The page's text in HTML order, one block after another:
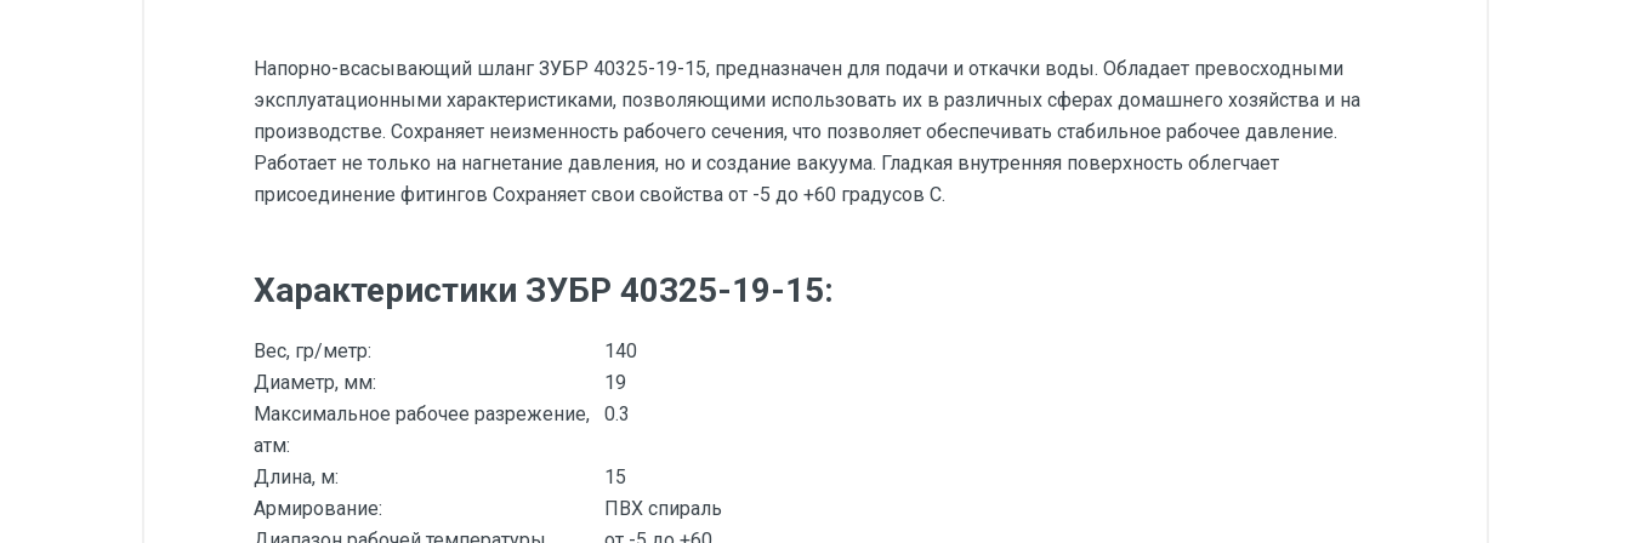
Напорно-всасывающий шланг ЗУБР 40325-19-15, предназначен для подачи и откачки воды. Обладает превосходными
эксплуатационными характеристиками, позволяющими использовать их в различных сферах домашнего хозяйства и на
производстве. Сохраняет неизменность рабочего сечения, что позволяет обеспечивать стабильное рабочее давление.
Работает не только на нагнетание давления, но и создание вакуума. Гладкая внутренняя поверхность облегчает
присоединение фитингов Сохраняет свои свойства от -5 до +60 градусов С.
Характеристики ЗУБР 40325-19-15:
Вес, гр/метр:
140
Диаметр, мм:
19
Максимальное рабочее разрежение,
атм:
0.3
Длина, м:
15
Армирование:
ПВХ спираль